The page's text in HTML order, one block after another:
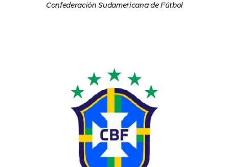
Confederación Sudamericana de Fútbol